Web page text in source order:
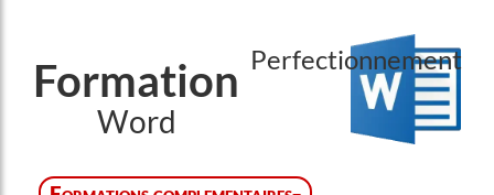
Formation
Word
Perfectionnement